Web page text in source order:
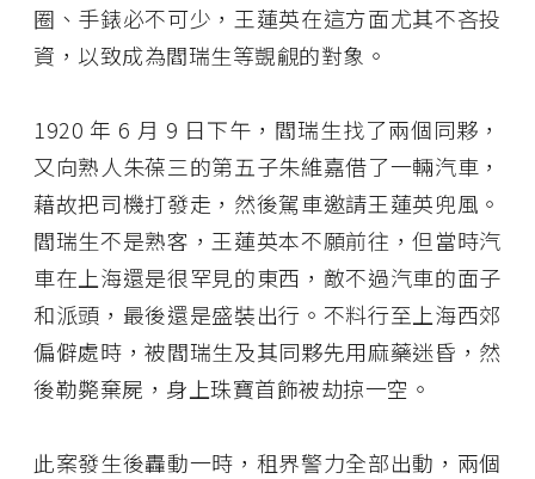
圈、手錶必不可少，王蓮英在這方面尤其不吝投
資，以致成為閻瑞生等覬覦的對象。
1920 年 6 月 9 日下午，閻瑞生找了兩個同夥，
又向熟人朱葆三的第五子朱維嘉借了一輛汽車，
藉故把司機打發走，然後駕車邀請王蓮英兜風。
閻瑞生不是熟客，王蓮英本不願前往，但當時汽
車在上海還是很罕見的東西，敵不過汽車的面子
和派頭，最後還是盛裝出行。不料行至上海西郊
偏僻處時，被閻瑞生及其同夥先用麻藥迷昏，然
後勒斃棄屍，身上珠寶首飾被劫掠一空。
此案發生後轟動一時，租界警力全部出動，兩個